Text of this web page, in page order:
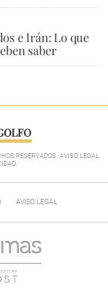
e Irán: Lo que
saber
RESERVADOS. AVISO LEGAL
.
AVISO LEGAL